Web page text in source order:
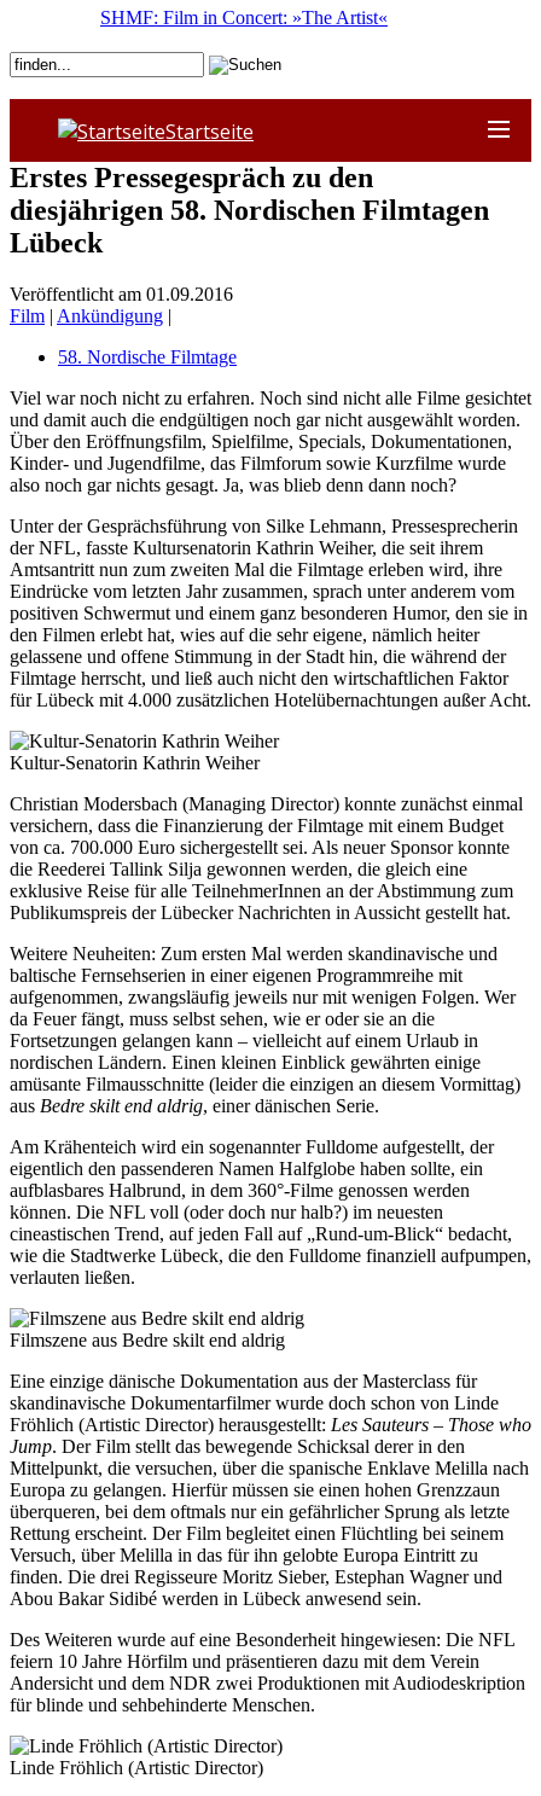
Startseite
Erstes Pressegespräch zu den
diesjährigen 58. Nordischen Filmtagen
Lübeck
Veröffentlicht am 01.09.2016
Film | Ankündigung |
58. Nordische Filmtage
Viel war noch nicht zu erfahren. Noch sind nicht alle Filme gesichtet
und damit auch die endgültigen noch gar nicht ausgewählt worden.
Über den Eröffnungsfilm, Spielfilme, Specials, Dokumentationen,
Kinder- und Jugendfilme, das Filmforum sowie Kurzfilme wurde
also noch gar nichts gesagt. Ja, was blieb denn dann noch?
Unter der Gesprächsführung von Silke Lehmann, Pressesprecherin
der NFL, fasste Kultursenatorin Kathrin Weiher, die seit ihrem
Amtsantritt nun zum zweiten Mal die Filmtage erleben wird, ihre
Eindrücke vom letzten Jahr zusammen, sprach unter anderem vom
positiven Schwermut und einem ganz besonderen Humor, den sie in
den Filmen erlebt hat, wies auf die sehr eigene, nämlich heiter
gelassene und offene Stimmung in der Stadt hin, die während der
Filmtage herrscht, und ließ auch nicht den wirtschaftlichen Faktor
für Lübeck mit 4.000 zusätzlichen Hotelübernachtungen außer Acht.
Kultur-Senatorin Kathrin Weiher
Christian Modersbach (Managing Director) konnte zunächst einmal
versichern, dass die Finanzierung der Filmtage mit einem Budget
von ca. 700.000 Euro sichergestellt sei. Als neuer Sponsor konnte
die Reederei Tallink Silja gewonnen werden, die gleich eine
exklusive Reise für alle TeilnehmerInnen an der Abstimmung zum
Publikumspreis der Lübecker Nachrichten in Aussicht gestellt hat.
Weitere Neuheiten: Zum ersten Mal werden skandinavische und
baltische Fernsehserien in einer eigenen Programmreihe mit
aufgenommen, zwangsläufig jeweils nur mit wenigen Folgen. Wer
da Feuer fängt, muss selbst sehen, wie er oder sie an die
Fortsetzungen gelangen kann – vielleicht auf einem Urlaub in
nordischen Ländern. Einen kleinen Einblick gewährten einige
amüsante Filmausschnitte (leider die einzigen an diesem Vormittag)
aus Bedre skilt end aldrig, einer dänischen Serie.
Am Krähenteich wird ein sogenannter Fulldome aufgestellt, der
eigentlich den passenderen Namen Halfglobe haben sollte, ein
aufblasbares Halbrund, in dem 360°-Filme genossen werden
können. Die NFL voll (oder doch nur halb?) im neuesten
cineastischen Trend, auf jeden Fall auf „Rund-um-Blick“ bedacht,
wie die Stadtwerke Lübeck, die den Fulldome finanziell aufpumpen,
verlauten ließen.
Filmszene aus Bedre skilt end aldrig
Eine einzige dänische Dokumentation aus der Masterclass für
skandinavische Dokumentarfilmer wurde doch schon von Linde
Fröhlich (Artistic Director) herausgestellt: Les Sauteurs – Those who
Jump. Der Film stellt das bewegende Schicksal derer in den
Mittelpunkt, die versuchen, über die spanische Enklave Melilla nach
Europa zu gelangen. Hierfür müssen sie einen hohen Grenzzaun
überqueren, bei dem oftmals nur ein gefährlicher Sprung als letzte
Rettung erscheint. Der Film begleitet einen Flüchtling bei seinem
Versuch, über Melilla in das für ihn gelobte Europa Eintritt zu
finden. Die drei Regisseure Moritz Sieber, Estephan Wagner und
Abou Bakar Sidibé werden in Lübeck anwesend sein.
Des Weiteren wurde auf eine Besonderheit hingewiesen: Die NFL
feiern 10 Jahre Hörfilm und präsentieren dazu mit dem Verein
Andersicht und dem NDR zwei Produktionen mit Audiodeskription
für blinde und sehbehinderte Menschen.
Linde Fröhlich (Artistic Director)
SHMF: Film in Concert: »The Artist«